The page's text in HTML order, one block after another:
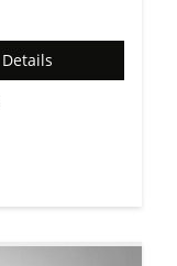
Details